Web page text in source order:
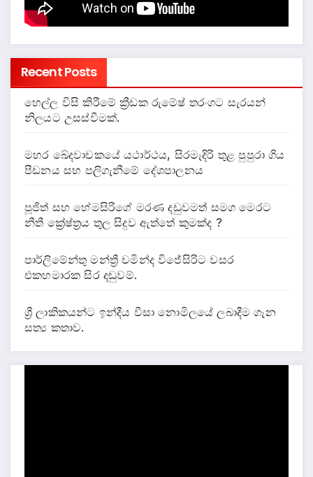
Recent Posts
හෙල්ල විසි කිරීමේ ක්‍රීඩක රුමේෂ් තරංගට සැරයන්
නිලයට උසස්වීමක්.
මහර ඛේදවාචකයේ යථාර්ථය, සිරමැදිරි තුළ පුපුරා ගිය
පීඩනය සහ පලිගැනීමේ දේශපාලනය
පූජිත් සහ හේමසිරිගේ මරණ දඩුවමත් සමග මෙරට
නීතී ක්‍රේෂ්ත්‍රය තුල සිදුව ඇත්තේ කුමක්ද ?
පාර්ලිමේන්තු මන්ත්‍රී චමින්ද විජේසිරිට වසර
එකහමාරක සිර දඬුවම්.
ශ්‍රී ලාකිකයන්ට ඉන්දීය වීසා නොමිලයේ ලබාදීම ගැන
සත්‍ය කතාව.